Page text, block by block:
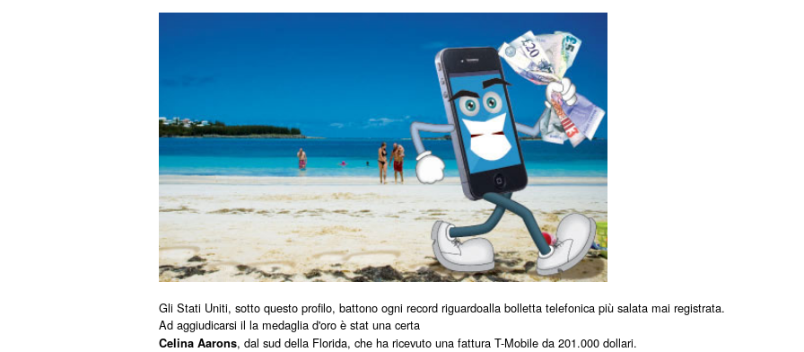
Gli Stati Uniti, sotto questo profilo, battono ogni record riguardoalla bolletta telefonica più salata mai registrata.
Ad aggiudicarsi il la medaglia d'oro è stat una certa
Celina Aarons, dal sud della Florida, che ha ricevuto una fattura T-Mobile da 201.000 dollari.